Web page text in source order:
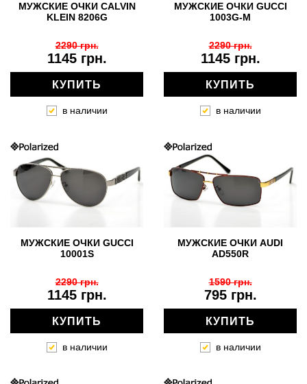
МУЖСКИЕ ОЧКИ CALVIN
KLEIN 8206G
1145 грн.
2290 грн.
КУПИТЬ
в наличии
МУЖСКИЕ ОЧКИ GUCCI
1003G-M
1145 грн.
2290 грн.
КУПИТЬ
в наличии
МУЖСКИЕ ОЧКИ GUCCI
10001S
1145 грн.
2290 грн.
КУПИТЬ
в наличии
МУЖСКИЕ ОЧКИ AUDI
AD550R
795 грн.
1590 грн.
КУПИТЬ
в наличии